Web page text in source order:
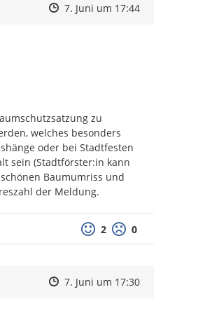
Zeitpunkt des Erstellens
Zeitpunkt des Erstellens
7. Juni um 17:44Zur Äußerung
zu
welches besonders
oder bei Stadtfesten
sein (Stadtförster:in kann
Baumumriss und
der Meldung.
Positive Bewertung
2 Negative
0
Zeitpunkt des Erstellens
Zeitpunkt des Erstellens
7. Juni um 17:30Zur Äußerung